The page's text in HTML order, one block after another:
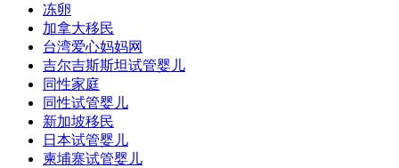
冻卵
加拿大移民
台湾爱心妈妈网
吉尔吉斯斯坦试管婴儿
同性家庭
同性试管婴儿
新加坡移民
日本试管婴儿
柬埔寨试管婴儿